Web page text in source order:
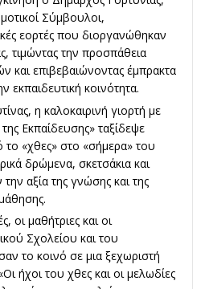
Σύμβουλοι,
εορτές που διοργανώθηκαν
τιμώντας την προσπάθεια
και επιβεβαιώνοντας έμπρακτα
εκπαιδευτική κοινότητα.
η καλοκαιρινή γιορτή με
Εκπαίδευσης» ταξίδεψε
το «χθες» στο «σήμερα» του
δρώμενα, σκετσάκια και
αξία της γνώσης και της
οι μαθήτριες και οι
Σχολείου και του
το κοινό σε μια ξεχωριστή
ήχοι του χθες και οι μελωδίες